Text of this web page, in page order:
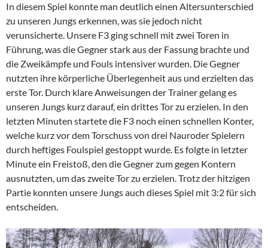
In diesem Spiel konnte man deutlich einen Altersunterschied
zu unseren Jungs erkennen, was sie jedoch nicht
verunsicherte. Unsere F3 ging schnell mit zwei Toren in
Führung, was die Gegner stark aus der Fassung brachte und
die Zweikämpfe und Fouls intensiver wurden. Die Gegner
nutzten ihre körperliche Überlegenheit aus und erzielten das
erste Tor. Durch klare Anweisungen der Trainer gelang es
unseren Jungs kurz darauf, ein drittes Tor zu erzielen. In den
letzten Minuten startete die F3 noch einen schnellen Konter,
welche kurz vor dem Torschuss von drei Nauroder Spielern
durch heftiges Foulspiel gestoppt wurde. Es folgte in letzter
Minute ein Freistoß, den die Gegner zum gegen Kontern
ausnutzten, um das zweite Tor zu erzielen. Trotz der hitzigen
Partie konnten unsere Jungs auch dieses Spiel mit 3:2 für sich
entscheiden.